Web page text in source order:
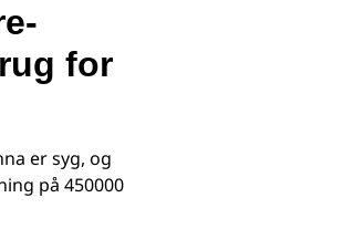
for
er syg, og
på 450000